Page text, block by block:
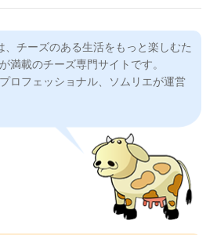
、チーズのある生活をもっと楽しむた
満載のチーズ専門サイトです。
ロフェッショナル、ソムリエが運営